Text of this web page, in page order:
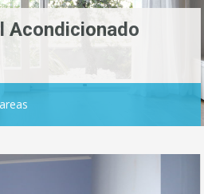
Acondicionado